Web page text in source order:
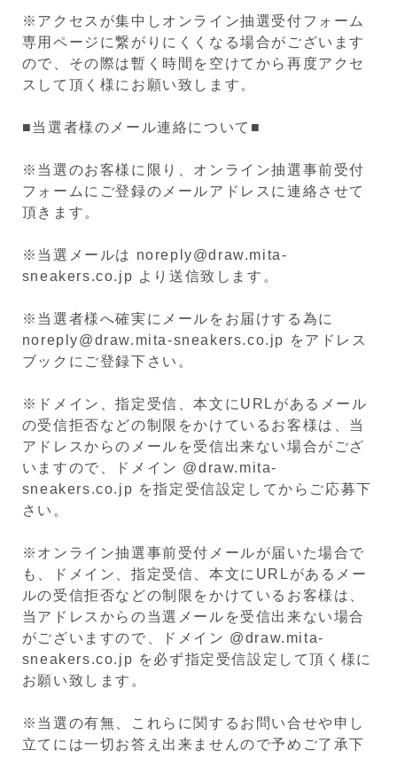
※アクセスが集中しオンライン抽選受付フォーム
専用ページに繋がりにくくなる場合がございます
ので、その際は暫く時間を空けてから再度アクセ
スして頂く様にお願い致します。
■当選者様のメール連絡について■
※当選のお客様に限り、オンライン抽選事前受付
フォームにご登録のメールアドレスに連絡させて
頂きます。
※当選メールは noreply@draw.mita-
sneakers.co.jp より送信致します。
※当選者様へ確実にメールをお届けする為に
noreply@draw.mita-sneakers.co.jp をアドレス
ブックにご登録下さい。
※ドメイン、指定受信、本文にURLがあるメール
の受信拒否などの制限をかけているお客様は、当
アドレスからのメールを受信出来ない場合がござ
いますので、ドメイン @draw.mita-
sneakers.co.jp を指定受信設定してからご応募下
さい。
※オンライン抽選事前受付メールが届いた場合で
も、ドメイン、指定受信、本文にURLがあるメー
ルの受信拒否などの制限をかけているお客様は、
当アドレスからの当選メールを受信出来ない場合
がございますので、ドメイン @draw.mita-
sneakers.co.jp を必ず指定受信設定して頂く様に
お願い致します。
※当選の有無、これらに関するお問い合せや申し
立てには一切お答え出来ませんので予めご了承下